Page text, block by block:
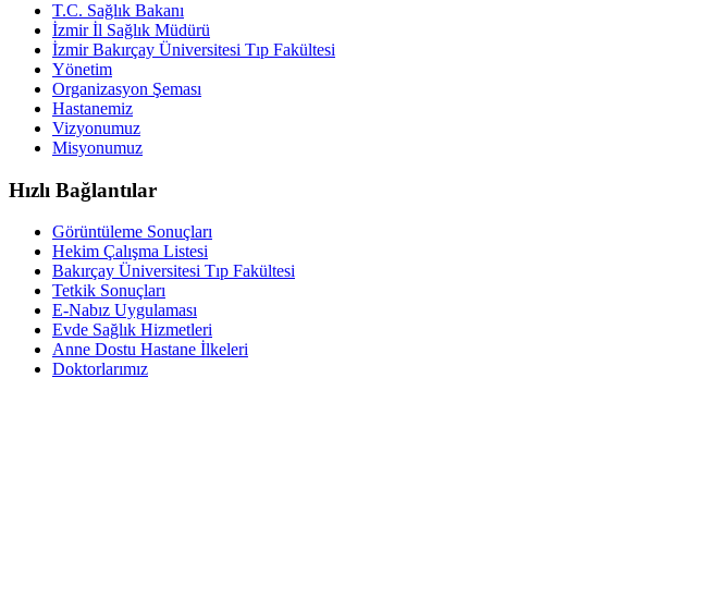
T.C. Sağlık Bakanı
İzmir İl Sağlık Müdürü
İzmir Bakırçay Üniversitesi Tıp Fakültesi
Yönetim
Organizasyon Şeması
Hastanemiz
Vizyonumuz
Misyonumuz
Hızlı Bağlantılar
Görüntüleme Sonuçları
Hekim Çalışma Listesi
Bakırçay Üniversitesi Tıp Fakültesi
Tetkik Sonuçları
E-Nabız Uygulaması
Evde Sağlık Hizmetleri
Anne Dostu Hastane İlkeleri
Doktorlarımız